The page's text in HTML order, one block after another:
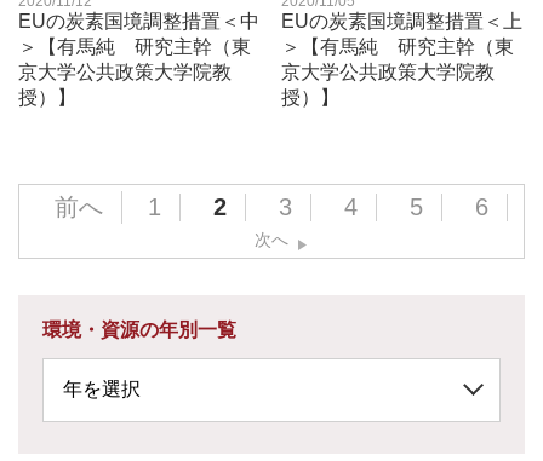
EUの炭素国境調整措置＜中
＞【有馬純 研究主幹（東
京大学公共政策大学院教
授）】
EUの炭素国境調整措置＜上
＞【有馬純 研究主幹（東
京大学公共政策大学院教
授）】
前へ 1 2 3 4 5 6
次へ
環境・資源の年別一覧